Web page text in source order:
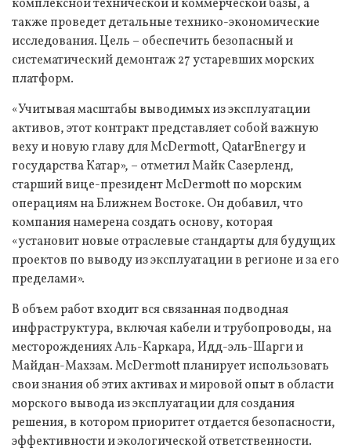
комплексной технической и коммерческой базы, а
также проведет детальные технико-экономические
исследования. Цель – обеспечить безопасный и
систематический демонтаж 27 устаревших морских
платформ.
«Учитывая масштабы выводимых из эксплуатации
активов, этот контракт представляет собой важную
веху и новую главу для McDermott, QatarEnergy и
государства Катар», – отметил Майк Сазерленд,
старший вице-президент McDermott по морским
операциям на Ближнем Востоке. Он добавил, что
компания намерена создать основу, которая
«установит новые отраслевые стандарты для будущих
проектов по выводу из эксплуатации в регионе и за его
пределами».
В объем работ входит вся связанная подводная
инфраструктура, включая кабели и трубопроводы, на
месторождениях Аль-Каркара, Идд-эль-Шарги и
Майдан-Махзам. McDermott планирует использовать
свои знания об этих активах и мировой опыт в области
морского вывода из эксплуатации для создания
решения, в котором приоритет отдается безопасности,
эффективности и экологической ответственности.